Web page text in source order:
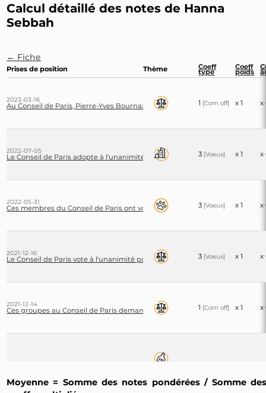
Calcul détaillé des notes de Hanna
Sebbah
← Fiche
Prises de position Thème Coeff
type
Coeff
poids
2023-03-16
Au Conseil de Paris, Pierre-Yves Bournazel dépose un vœu pour que des
1 [Com off] x 1 x
2022-07-05
Le Conseil de Paris adopte à l'unanimité un vœu relatif à taille des haies
3 [Voeux] x 1 x
2022-05-31
Ces membres du Conseil de Paris ont voté pour la résiliation immédiate
3 [Voeux] x 1 x
2021-12-16
Le Conseil de Paris vote à l'unanimité pour la sensibilisation publique à
3 [Voeux] x 1 x
2021-12-14
Ces groupes au Conseil de Paris demandent un budget dédié à la
1 [Com off] x 1 x
2021-11-18
Le Conseil de Paris engage le CROUS à augmenter, améliorer et mettre
3 [Voeux] x 1 x
Moyenne = Somme des notes pondérées / Somme